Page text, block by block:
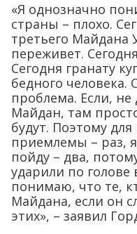
«Я однозначно
страны – плохо.
третьего Майдана
переживет.
Сегодня гранату
бедного человека.
проблема. Если, не
Майдан, там
будут. Поэтому
приемлемы – раз,
пойду – два,
ударили по голове
понимаю, что те,
Майдана, если он
этих», – заявил